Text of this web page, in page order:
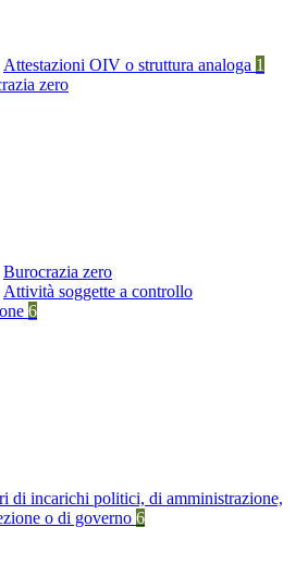
Attestazioni OIV o struttura analoga 1
zero
Burocrazia zero
Attività soggette a controllo
6
di incarichi politici, di amministrazione,
o di governo 6